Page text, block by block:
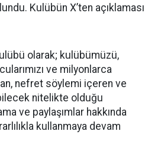
Kulübün X’ten açıklaması
olarak; kulübümüzü,
ve milyonlarca
nefret söylemi içeren ve
nitelikte olduğu
ve paylaşımlar hakkında
kullanmaya devam